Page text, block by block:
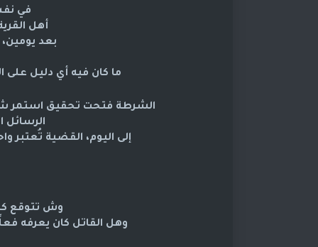
في
أهل
بعد
ما كان فيه أي دليل على
الشرطة فتحت تحقيق استمر
الرسائل
إلى اليوم، القضية تُعتبر
وش تتوقع
وهل القاتل كان يعرفه